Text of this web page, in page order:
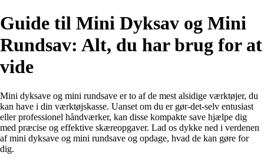
Guide til Mini Dyksav og Mini
Rundsav: Alt, du har brug for at
vide
Mini dyksave og mini rundsave er to af de mest alsidige værktøjer, du
kan have i din værktøjskasse. Uanset om du er gør-det-selv entusiast
eller professionel håndværker, kan disse kompakte save hjælpe dig
med præcise og effektive skæreopgaver. Lad os dykke ned i verdenen
af mini dyksave og mini rundsave og opdage, hvad de kan gøre for
dig.